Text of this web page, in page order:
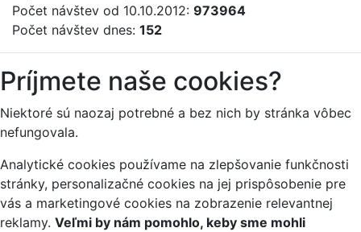
Počet návštev od 10.10.2012: 973964
Počet návštev dnes: 152
Príjmete naše cookies?
Niektoré sú naozaj potrebné a bez nich by stránka vôbec
nefungovala.
Analytické cookies používame na zlepšovanie funkčnosti
stránky, personalizačné cookies na jej prispôsobenie pre
vás a marketingové cookies na zobrazenie relevantnej
reklamy. Veľmi by nám pomohlo, keby sme mohli